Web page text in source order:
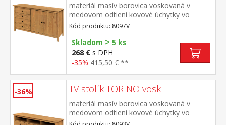
materiál masív borovica voskovaná v
medovom odtieni kovové úchytky vo
farebnom prevedení černena mosadz 4
zásuvky s kovovými pojazdmi, 2 plné dvere,
1 polica
Kód produktu: 8097V
Skladom > 5 ks
268 € s DPH
-35% 415,50 € **
-36% TV stolík TORINO vosk
materiál masív borovica voskovaná v
medovom odtieni kovové úchytky vo
farebnom prevedení černena mosadz 3